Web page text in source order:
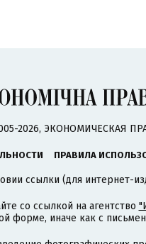
2026, ЭКОНОМИЧЕСКАЯ
ПРАВИЛА
ссылки (для интернет-
со ссылкой на агентство
иначе как с